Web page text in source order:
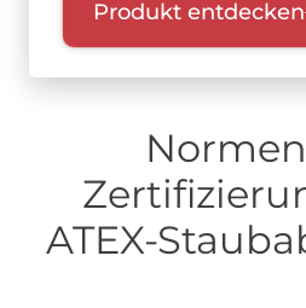
Produkt entdecken
ATEX-